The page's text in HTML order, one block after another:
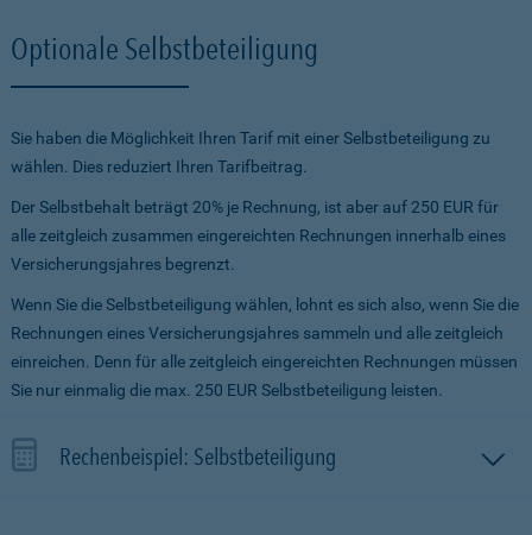
Optionale Selbstbeteiligung
Sie haben die Möglichkeit Ihren Tarif mit einer Selbstbeteiligung zu
wählen. Dies reduziert Ihren Tarifbeitrag.
Der Selbstbehalt beträgt 20% je Rechnung, ist aber auf 250 EUR für
alle zeitgleich zusammen eingereichten Rechnungen innerhalb eines
Versicherungsjahres begrenzt.
Wenn Sie die Selbstbeteiligung wählen, lohnt es sich also, wenn Sie die
Rechnungen eines Versicherungsjahres sammeln und alle zeitgleich
einreichen. Denn für alle zeitgleich eingereichten Rechnungen müssen
Sie nur einmalig die max. 250 EUR Selbstbeteiligung leisten.
Rechenbeispiel: Selbstbeteiligung